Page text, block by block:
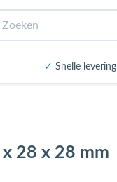
✓ Snelle levering
x 28 x 28 mm